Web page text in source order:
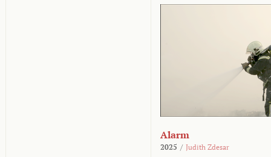
Alarm
2025 / Judith Zdesar